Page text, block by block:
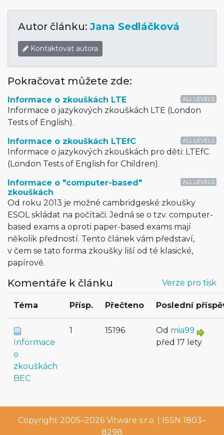
Autor článku:Jana Sedláčková
Kontaktovat autora
Pokračovat můžete zde:
ALL LEVELS
Informace o zkouškách LTE
Informace o jazykových zkouškách LTE (London
Tests of English).
ALL LEVELS
Informace o zkouškách LTEfC
Informace o jazykových zkouškách pro děti: LTEfC
(London Tests of English for Children).
ALL LEVELS
Informace o "computer-based"
zkouškách
Od roku 2013 je možné cambridgeské zkoušky
ESOL skládat na počítači. Jedná se o tzv. computer-
based exams a oproti paper-based exams mají
několik předností. Tento článek vám představí,
v čem se tato forma zkoušky liší od té klasické,
papírové.
Verze pro tisk
Komentáře k článku
Téma Přísp. Přečteno Poslední
Informace
o
zkouškách
BEC
1 15196 Od mia99
před 17 lety
Copyright 2005–2026 Vitware s.r.o. | ISSN 1803–
8298